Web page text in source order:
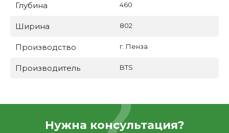
Глубина 460
Ширина 802
Производство г. Пенза
Производитель BTS
Нужна консультация?